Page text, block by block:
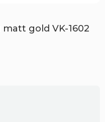
gold VK-1602